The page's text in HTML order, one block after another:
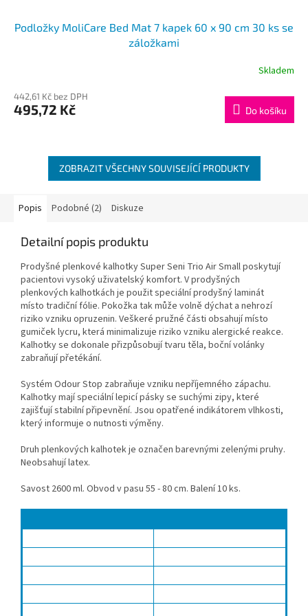
Podložky MoliCare Bed Mat 7 kapek 60 x 90 cm 30 ks se
záložkami
Skladem
442,61 Kč bez DPH
495,72 Kč Do košíku
ZOBRAZIT VŠECHNY SOUVISEJÍCÍ PRODUKTY
Popis Podobné (2) Diskuze
Detailní popis produktu
Prodyšné plenkové kalhotky Super Seni Trio Air Small poskytují
pacientovi vysoký uživatelský komfort. V prodyšných
plenkových kalhotkách je použit speciální prodyšný laminát
místo tradiční fólie. Pokožka tak může volně dýchat a nehrozí
riziko vzniku opruzenin. Veškeré pružné části obsahují místo
gumiček lycru, která minimalizuje riziko vzniku alergické reakce.
Kalhotky se dokonale přizpůsobují tvaru těla, boční volánky
zabraňují přetékání.
Systém Odour Stop zabraňuje vzniku nepříjemného zápachu.
Kalhotky mají speciální lepicí pásky se suchými zipy, které
zajišťují stabilní připevnění. Jsou opatřené indikátorem vlhkosti,
který informuje o nutnosti výměny.
Druh plenkových kalhotek je označen barevnými zelenými pruhy.
Neobsahují latex.
Savost 2600 ml. Obvod v pasu 55 - 80 cm. Balení 10 ks.